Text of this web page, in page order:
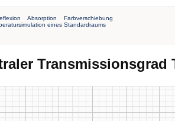
Absorption
Farbverschiebung
eines Standardraums